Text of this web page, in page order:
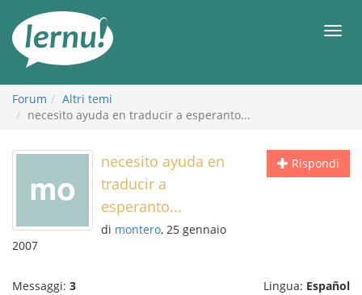
all’indice
Forum
Altri temi
necesito ayuda en traducir a esperanto...
Rispondi
necesito ayuda en
traducir a
esperanto...
di montero, 25 gennaio
2007
Messaggi: 3 Lingua: Español